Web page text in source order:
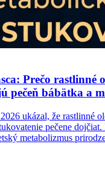
Prečo rastlinné
pečeň bábätka a
ukázal, že rastlinné
pečene
metabolizmus